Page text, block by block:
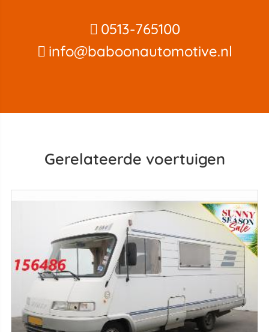
0513-765100
info@baboonautomotive.nl
Gerelateerde voertuigen